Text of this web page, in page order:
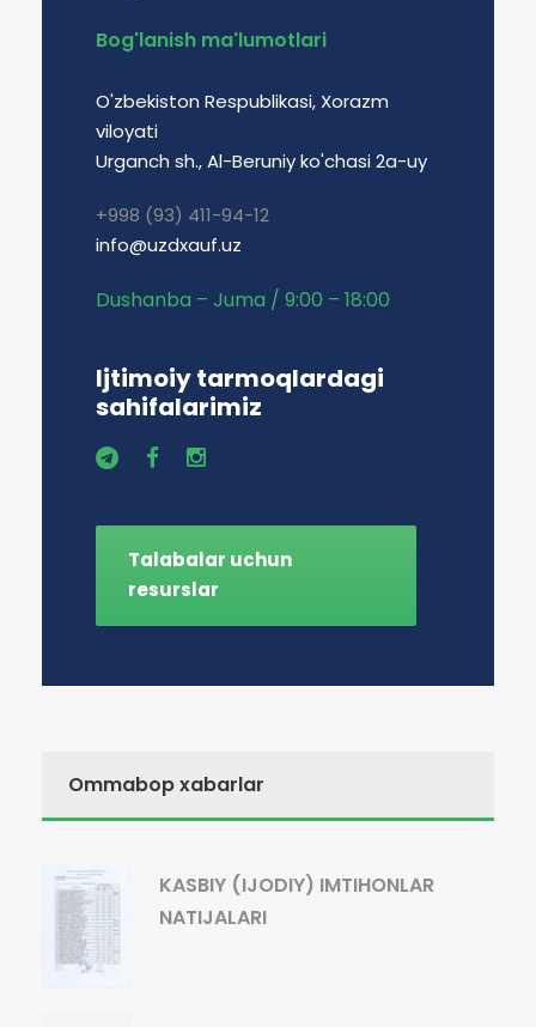
Bog'lanish ma'lumotlari
O'zbekiston Respublikasi, Xorazm
viloyati
Urganch sh., Al-Beruniy ko'chasi 2a-uy
+998 (93) 411-94-12
info@uzdxauf.uz
Dushanba – Juma / 9:00 – 18:00
Ijtimoiy tarmoqlardagi
sahifalarimiz
Talabalar uchun
resurslar
Ommabop xabarlar
KASBIY (IJODIY) IMTIHONLAR
NATIJALARI